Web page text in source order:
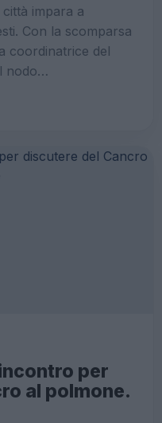
città impara a
Con la scomparsa
coordinatrice del
nodo…
per
al polmone.